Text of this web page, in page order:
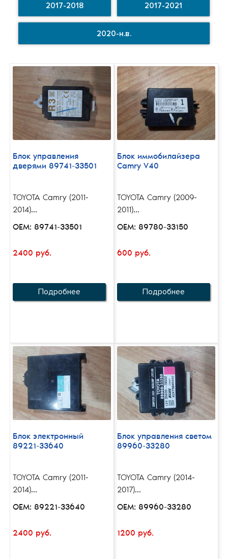
2017-2018 2017-2021
2020-н.в.
Блок управления
дверями 89741-33501
TOYOTA Camry (2011-
2014)...
OEM: 89741-33501
2400 руб.
Подробнее
Блок иммобилайзера
Camry V40
TOYOTA Camry (2009-
2011)...
OEM: 89780-33150
600 руб.
Подробнее
Блок электронный
89221-33640
TOYOTA Camry (2011-
2014)...
OEM: 89221-33640
2400 руб.
Блок управления светом
89960-33280
TOYOTA Camry (2014-
2017)...
OEM: 89960-33280
1200 руб.